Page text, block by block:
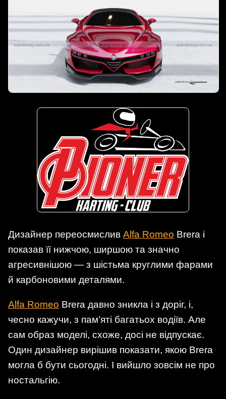
Дизайнер переосмислив Alfa Romeo Brera і
показав її нижчою, ширшою та значно
агресивнішою — з шістьма круглими фарами
й карбоновими деталями.
Alfa Romeo Brera давно зникла і з доріг, і,
чесно кажучи, з пам’яті багатьох водіїв. Але
сам образ моделі, схоже, досі не відпускає.
Один дизайнер вирішив показати, якою Brera
могла б бути сьогодні. І вийшло зовсім не про
ностальгію.